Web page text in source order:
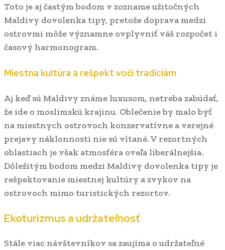
Toto je aj častým bodom v zozname užitočných
Maldivy dovolenka tipy, pretože doprava medzi
ostrovmi môže významne ovplyvniť váš rozpočet i
časový harmonogram.
Miestna kultúra a rešpekt voči tradíciám
Aj keď sú Maldivy známe luxusom, netreba zabúdať,
že ide o moslimskú krajinu. Oblečenie by malo byť
na miestnych ostrovoch konzervatívne a verejné
prejavy náklonnosti nie sú vítané. V rezortných
oblastiach je však atmosféra oveľa liberálnejšia.
Dôležitým bodom medzi Maldivy dovolenka tipy je
rešpektovanie miestnej kultúry a zvykov na
ostrovoch mimo turistických rezortov.
Ekoturizmus a udržateľnosť
Stále viac návštevníkov sa zaujíma o udržateľné